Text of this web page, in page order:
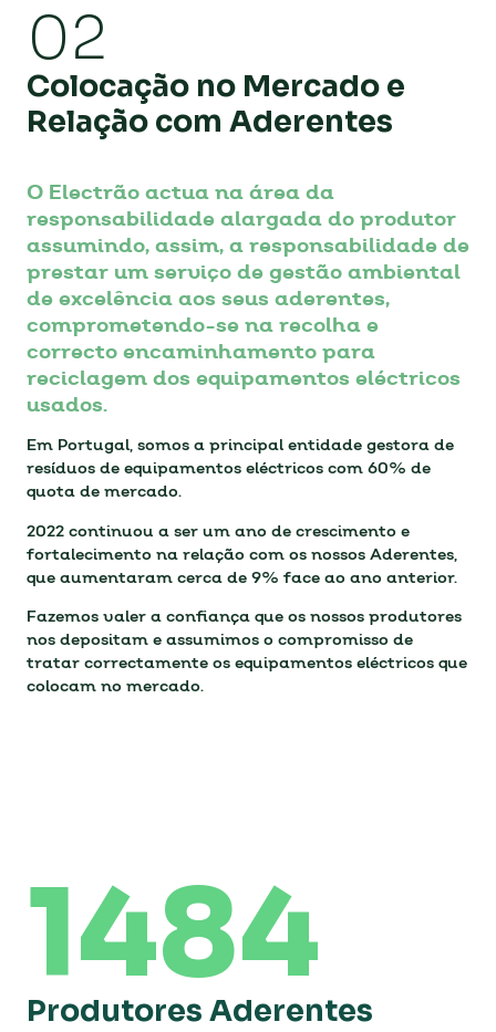
02
Colocação no Mercado e
Relação com Aderentes
O Electrão actua na área da
responsabilidade alargada do produtor
assumindo, assim, a responsabilidade de
prestar um serviço de gestão ambiental
de excelência aos seus aderentes,
comprometendo-se na recolha e
correcto encaminhamento para
reciclagem dos equipamentos eléctricos
usados.
Em Portugal, somos a principal entidade gestora de
resíduos de equipamentos eléctricos com 60% de
quota de mercado.
2022 continuou a ser um ano de crescimento e
fortalecimento na relação com os nossos Aderentes,
que aumentaram cerca de 9% face ao ano anterior.
Fazemos valer a confiança que os nossos produtores
nos depositam e assumimos o compromisso de
tratar correctamente os equipamentos eléctricos que
colocam no mercado.
1484
Produtores Aderentes
Os equipamentos eléctricos dividem-se em 6
categorias *. A colocação no mercado por categoria,
em toneladas e unidades.